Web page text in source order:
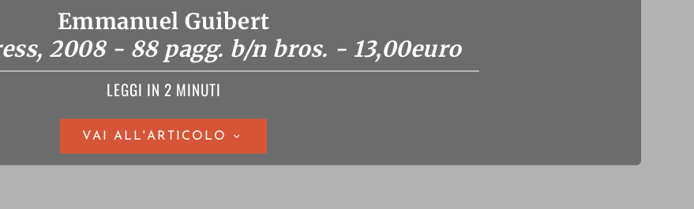
Emmanuel Guibert
2008 - 88 pagg. b/n bros. - 13,00euro
LEGGI IN 2 MINUTI
VAI ALL'ARTICOLO